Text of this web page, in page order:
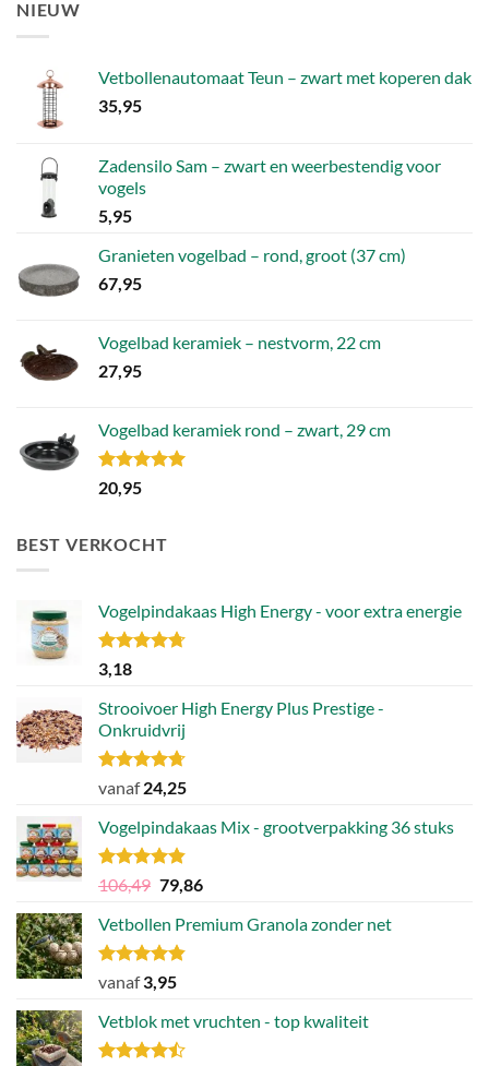
NIEUW
Vetbollenautomaat Teun – zwart met koperen dak
35,95
Zadensilo Sam – zwart en weerbestendig voor
vogels
5,95
Granieten vogelbad – rond, groot (37 cm)
67,95
Vogelbad keramiek – nestvorm, 22 cm
27,95
Vogelbad keramiek rond – zwart, 29 cm
Gewaardeerd
5.00
20,95
BEST VERKOCHT
Vogelpindakaas High Energy - voor extra energie
Gewaardeerd
4.70
3,18
Strooivoer High Energy Plus Prestige -
Onkruidvrij
Gewaardeerd
uit 5
vanaf24,25
Vogelpindakaas Mix - grootverpakking 36 stuks
Gewaardeerd
uit 5
106,49 Oorspronkelijke
was:
106,49.
79,86Huidige
is:
Vetbollen Premium Granola zonder net
Gewaardeerd
uit 5
vanaf3,95
Vetblok met vruchten - top kwaliteit